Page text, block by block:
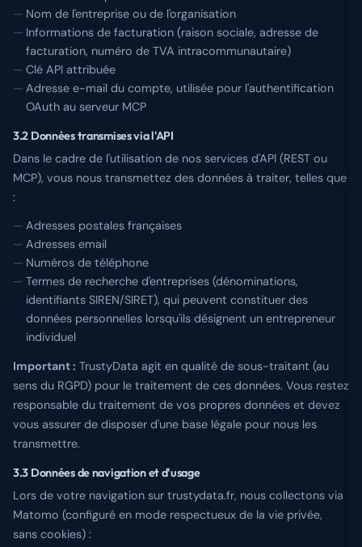
Nom de l'entreprise ou de l'organisation
Informations de facturation (raison sociale, adresse de
facturation, numéro de TVA intracommunautaire)
Clé API attribuée
Adresse e-mail du compte, utilisée pour l'authentification
OAuth au serveur MCP
3.2 Données transmises via l'API
Dans le cadre de l'utilisation de nos services d'API (REST ou
MCP), vous nous transmettez des données à traiter, telles que
:
Adresses postales françaises
Adresses email
Numéros de téléphone
Termes de recherche d'entreprises (dénominations,
identifiants SIREN/SIRET), qui peuvent constituer des
données personnelles lorsqu'ils désignent un entrepreneur
individuel
Important : TrustyData agit en qualité de sous-traitant (au
sens du RGPD) pour le traitement de ces données. Vous restez
responsable du traitement de vos propres données et devez
vous assurer de disposer d'une base légale pour nous les
transmettre.
3.3 Données de navigation et d'usage
Lors de votre navigation sur trustydata.fr, nous collectons via
Matomo (configuré en mode respectueux de la vie privée,
sans cookies) :